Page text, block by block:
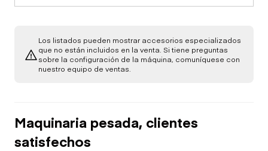
Los listados pueden mostrar accesorios especializados
que no están incluidos en la venta. Si tiene preguntas
sobre la configuración de la máquina, comuníquese con
nuestro equipo de ventas.
Maquinaria pesada, clientes
satisfechos